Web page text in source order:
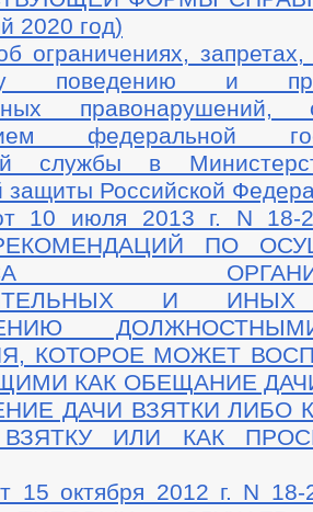
ГОДАМ
ИСПОЛНЕНИИ БЮДЖЕТА
МУНИЦИПАЛЬНЫЕ УСЛУГИ
СТАНДАРТЫ МУНИЦИПАЛЬНЫХ УСЛУГ
К ГЛАВЕ
ИНТЕРНЕТ
ОБРАЩЕНИЙ ГРАЖДАН
ФОРМА
РАССМОТРЕНИЯ ОБРАЩЕНИЙ
2020 год)
ограничениях, запретах,
поведению и
федеральной
службы в
защиты Российской
10 июля 2013 г. N 18-
ПО
И
КОТОРОЕ МОЖЕТ
КАК ОБЕЩАНИЕ
ДАЧИ ВЗЯТКИ ЛИБО
ВЗЯТКУ ИЛИ КАК
октября 2012 г. N 18-